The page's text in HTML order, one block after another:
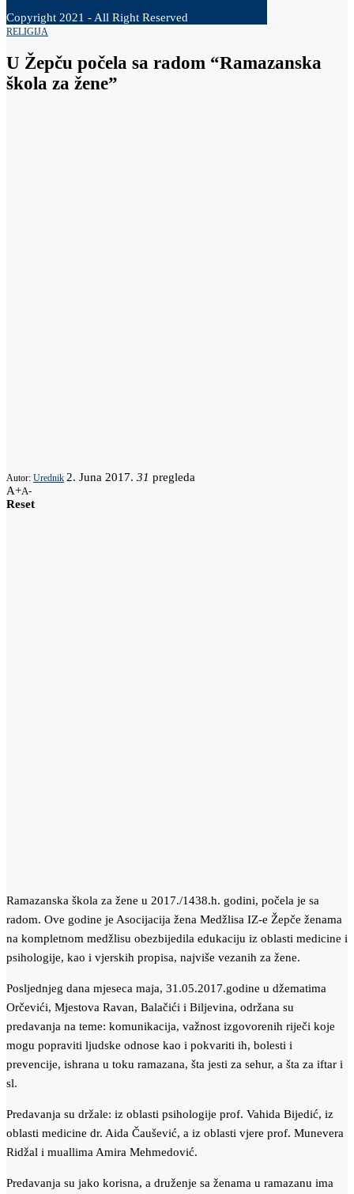
Copyright 2021 - All Right Reserved
RELIGIJA
U Žepču počela sa radom “Ramazanska
škola za žene”
Autor: Urednik 2. Juna 2017. 31 pregleda
A+A-
Reset
Ramazanska škola za žene u 2017./1438.h. godini, počela je sa
radom. Ove godine je Asocijacija žena Medžlisa IZ-e Žepče ženama
na kompletnom medžlisu obezbijedila edukaciju iz oblasti medicine i
psihologije, kao i vjerskih propisa, najviše vezanih za žene.
Posljednjeg dana mjeseca maja, 31.05.2017.godine u džematima
Orčevići, Mjestova Ravan, Balačići i Biljevina, održana su
predavanja na teme: komunikacija, važnost izgovorenih riječi koje
mogu popraviti ljudske odnose kao i pokvariti ih, bolesti i
prevencije, ishrana u toku ramazana, šta jesti za sehur, a šta za iftar i
sl.
Predavanja su držale: iz oblasti psihologije prof. Vahida Bijedić, iz
oblasti medicine dr. Aida Čaušević, a iz oblasti vjere prof. Munevera
Ridžal i muallima Amira Mehmedović.
Predavanja su jako korisna, a druženje sa ženama u ramazanu ima